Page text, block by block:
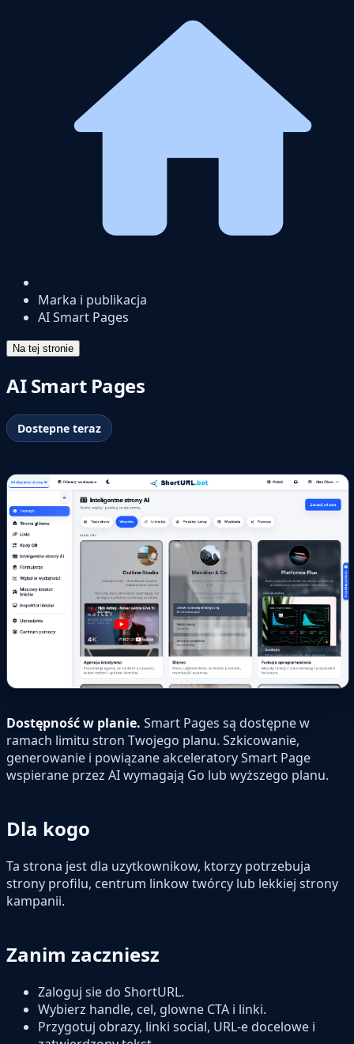
Marka i publikacja
AI Smart Pages
Na tej stronie
AI Smart Pages
Dostepne teraz
Dostępność w planie. Smart Pages są dostępne w
ramach limitu stron Twojego planu. Szkicowanie,
generowanie i powiązane akceleratory Smart Page
wspierane przez AI wymagają Go lub wyższego planu.
Dla kogo
Ta strona jest dla uzytkownikow, ktorzy potrzebuja
strony profilu, centrum linkow twórcy lub lekkiej strony
kampanii.
Zanim zaczniesz
Zaloguj sie do ShortURL.
Wybierz handle, cel, glowne CTA i linki.
Przygotuj obrazy, linki social, URL-e docelowe i